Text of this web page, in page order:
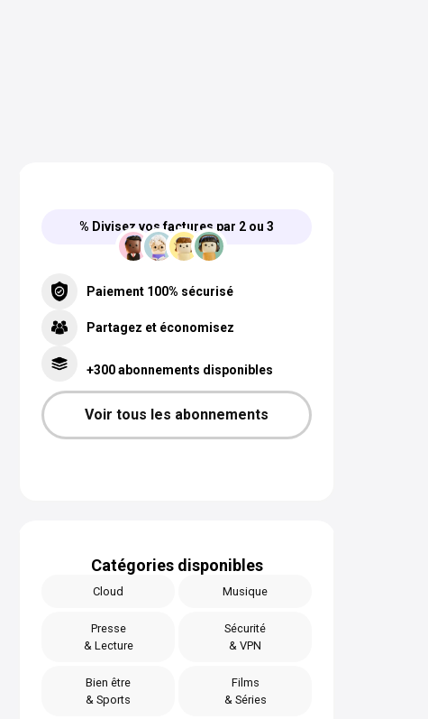
% Divisez vos factures par 2 ou 3
Paiement 100% sécurisé
Partagez et économisez
+300 abonnements disponibles
Voir tous les abonnements
Catégories disponibles
Cloud Musique
Presse
& Lecture
Sécurité
& VPN
Bien être
& Sports
Films
& Séries